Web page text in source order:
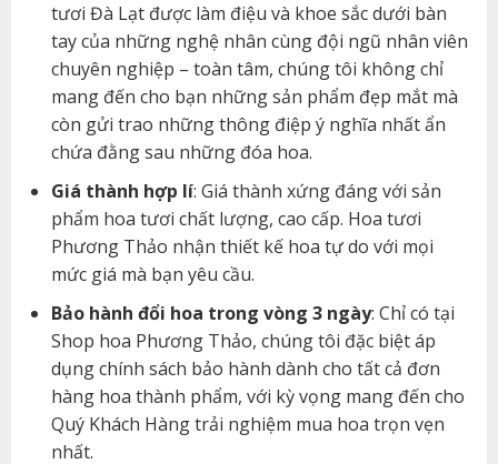
tươi Đà Lạt được làm điệu và khoe sắc dưới bàn
tay của những nghệ nhân cùng đội ngũ nhân viên
chuyên nghiệp – toàn tâm, chúng tôi không chỉ
mang đến cho bạn những sản phẩm đẹp mắt mà
còn gửi trao những thông điệp ý nghĩa nhất ẩn
chứa đằng sau những đóa hoa.
Giá thành hợp lí: Giá thành xứng đáng với sản
phẩm hoa tươi chất lượng, cao cấp. Hoa tươi
Phương Thảo nhận thiết kế hoa tự do với mọi
mức giá mà bạn yêu cầu.
Bảo hành đổi hoa trong vòng 3 ngày: Chỉ có tại
Shop hoa Phương Thảo, chúng tôi đặc biệt áp
dụng chính sách bảo hành dành cho tất cả đơn
hàng hoa thành phẩm, với kỳ vọng mang đến cho
Quý Khách Hàng trải nghiệm mua hoa trọn vẹn
nhất.